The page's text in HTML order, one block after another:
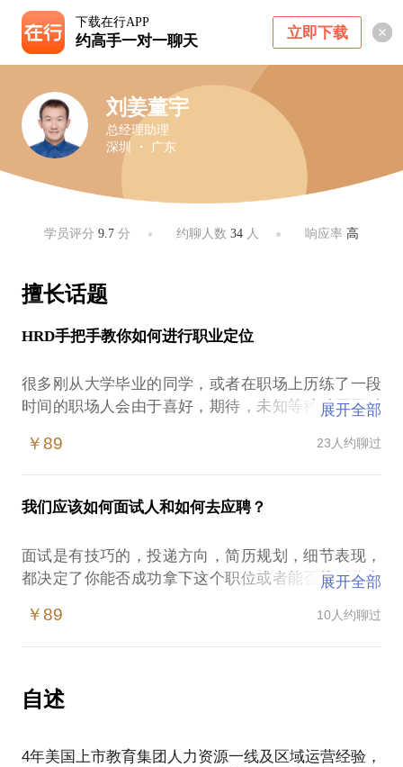
下载在行APP
约高手一对一聊天 立即下载
刘姜董宇
总经理助理
深圳 ・ 广东
学员评分9.7 分 约聊人数 34人 响应率 高
擅长话题
HRD手把手教你如何进行职业定位
很多刚从大学毕业的同学，或者在职场上历练了一段
时间的职场人会由于喜好，期待，未知等种种原因对
什么工作在进行犹豫，徘徊。我会通过跟你的沟通反
你所需要的定位，让你的职场不在迷茫，我在新东方
前途公司供职近十年，从人力资经理转换到分公司总
面试数千人，也经历了企业和行业的高速发展，希望
展开全部
￥89 23人约聊过
我们应该如何面试人和如何去应聘？
面试是有技巧的，投递方向，简历规划，细节表现，
都决定了你能否成功拿下这个职位或者能否找到你合
人的面试经历和技巧，告诉HR招聘工作同事如何找到
展开全部
￥89 10人约聊过
自述
4年美国上市教育集团人力资源一线及区域运营经验，